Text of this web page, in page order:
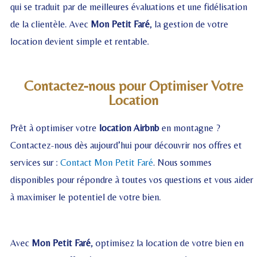
qui se traduit par de meilleures évaluations et une fidélisation
de la clientèle. Avec Mon Petit Faré, la gestion de votre
location devient simple et rentable.
Contactez-nous pour Optimiser Votre
Location
Prêt à optimiser votre location Airbnb en montagne ?
Contactez-nous dès aujourd’hui pour découvrir nos offres et
services sur :Contact Mon Petit Faré. Nous sommes
disponibles pour répondre à toutes vos questions et vous aider
à maximiser le potentiel de votre bien.
Avec Mon Petit Faré, optimisez la location de votre bien en